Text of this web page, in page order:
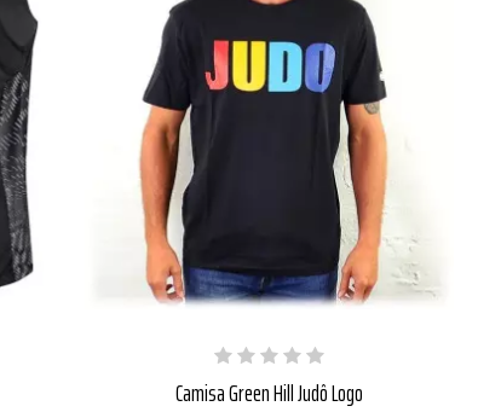
Camisa Green Hill Judô Logo